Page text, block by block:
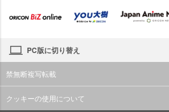
PC版に切り替え
禁無断複写転載
クッキーの使用について